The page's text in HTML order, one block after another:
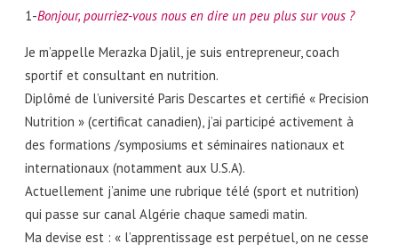
1-Bonjour, pourriez-vous nous en dire un peu plus sur vous ?
Je m’appelle Merazka Djalil, je suis entrepreneur, coach
sportif et consultant en nutrition.
Diplômé de l’université Paris Descartes et certifié « Precision
Nutrition » (certificat canadien), j’ai participé activement à
des formations /symposiums et séminaires nationaux et
internationaux (notamment aux U.S.A).
Actuellement j’anime une rubrique télé (sport et nutrition)
qui passe sur canal Algérie chaque samedi matin.
Ma devise est : « l’apprentissage est perpétuel, on ne cesse